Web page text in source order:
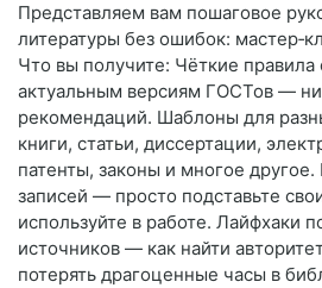
Представляем вам пошаговое
литературы без ошибок:
Что вы получите: Чёткие
актуальным версиям ГОСТов —
рекомендаций. Шаблоны для
книги, статьи, диссертации,
патенты, законы и многое
записей — просто подставьте
используйте в работе. Лайфхаки
источников — как найти
потерять драгоценные часы в